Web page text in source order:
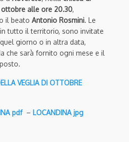
alle ore 20.30,
il beato Antonio Rosmini. Le
tutto il territorio, sono invitate
giorno o in altra data,
che sarà fornito ogni mese e il
VEGLIA DI OTTOBRE
pdf – LOCANDINA jpg